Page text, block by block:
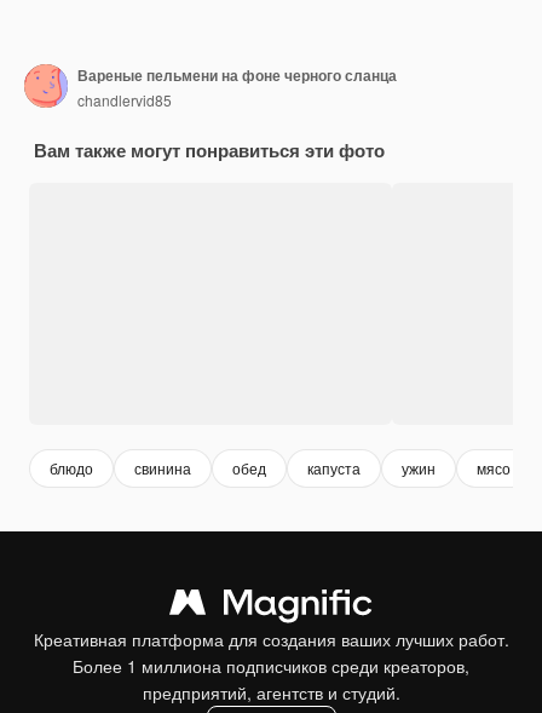
Вареные пельмени на фоне черного сланца
chandlervid85
Вам также могут понравиться эти фото
блюдо свинина обед капуста ужин мясо
Креативная платформа для создания ваших лучших работ.
Более 1 миллиона подписчиков среди креаторов,
предприятий, агентств и студий.